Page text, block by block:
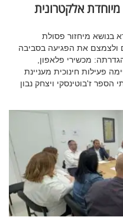
מיוחדת אלקטרונית
בנושא מיחזור פסולת
ולצמצם את הפגיעה בסביבה
מכשירי פלאפון,
פעילות חינוכית מעניינת
הספר ז'בוטינסקי ויצחק נבון